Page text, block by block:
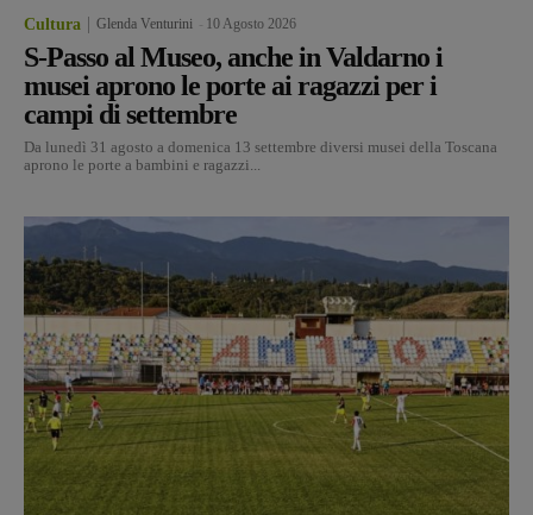
Cultura Glenda Venturini 10 Agosto 2026
S-Passo al Museo, anche in Valdarno i
musei aprono le porte ai ragazzi per i
campi di settembre
Da lunedì 31 agosto a domenica 13 settembre diversi musei della Toscana
aprono le porte a bambini e ragazzi...